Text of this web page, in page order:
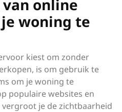
online
woning te
kiest om zonder
is om gebruik te
om je woning te
populaire websites en
je de zichtbaarheid